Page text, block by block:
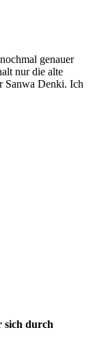
genauer
nur die alte
Sanwa Denki. Ich
sich durch